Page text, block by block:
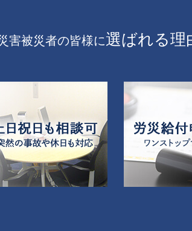
害被災者の皆様に選ばれる理